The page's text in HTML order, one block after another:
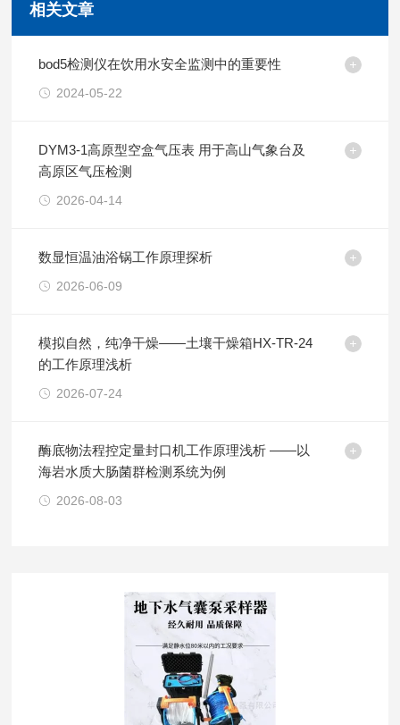
相关文章
bod5检测仪在饮用水安全监测中的重要性
2024-05-22
DYM3-1高原型空盒气压表 用于高山气象台及
高原区气压检测
2026-04-14
数显恒温油浴锅工作原理探析
2026-06-09
模拟自然，纯净干燥——土壤干燥箱HX-TR-24
的工作原理浅析
2026-07-24
酶底物法程控定量封口机工作原理浅析 ——以
海岩水质大肠菌群检测系统为例
2026-08-03